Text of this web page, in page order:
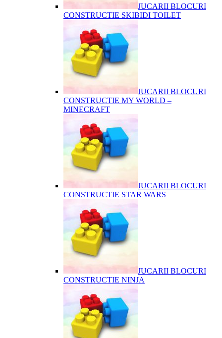
JUCARII BLOCURI
CONSTRUCTIE SKIBIDI TOILET
JUCARII BLOCURI
CONSTRUCTIE MY WORLD –
MINECRAFT
JUCARII BLOCURI
CONSTRUCTIE STAR WARS
JUCARII BLOCURI
CONSTRUCTIE NINJA